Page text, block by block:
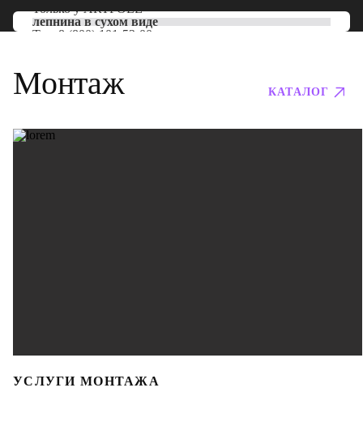
Только уARTPOLE
лепнина в сухом виде
Тел: 8 (800) 101-53-00
Монтаж КАТАЛОГ
УСЛУГИ МОНТАЖА